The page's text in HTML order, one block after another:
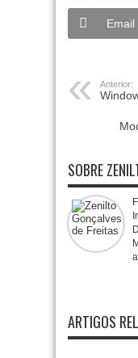
Email
Anterior:
SOBRE
ARTIGOS